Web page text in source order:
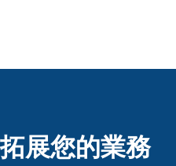
展您的業務